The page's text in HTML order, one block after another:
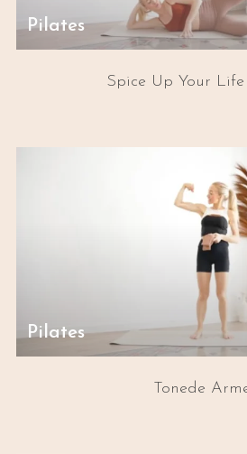
Pilates
Spice Up Your
Pilates
Tonede